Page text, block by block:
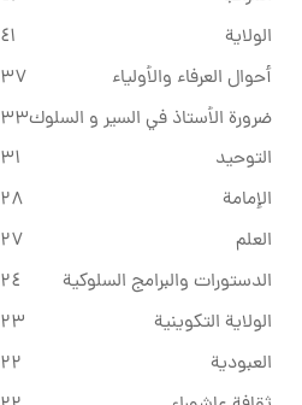
الولاية
٤۱
أحوال العرفاء والأولياء
۳۷
ضرورة الأستاذ في السير و السلوك۳۳
التوحيد
۳۱
الإمامة
۲۸
العلم
۲۷
الدستورات والبرامج السلوكية
۲٤
الولاية التكوينية
۲۳
العبودية
۲۲